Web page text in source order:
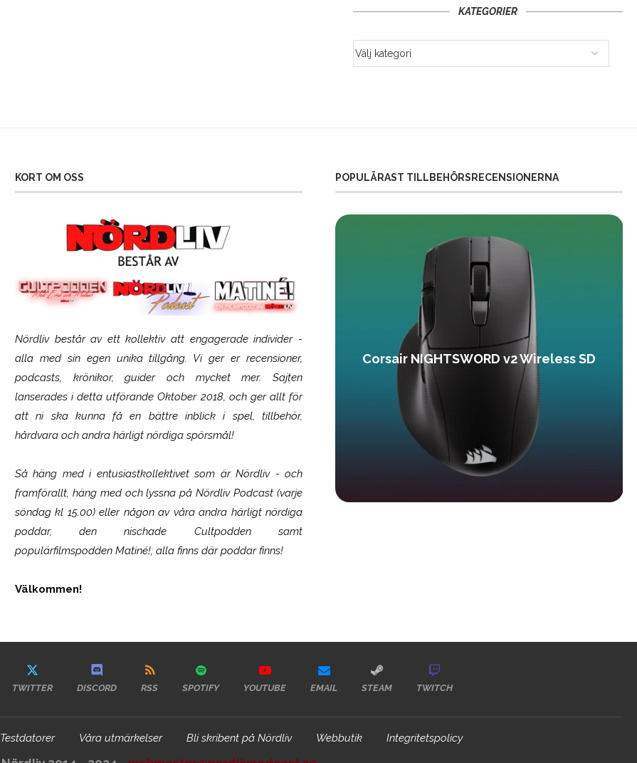
KATEGORIER
KORT OM OSS
Nördliv består av ett kollektiv att engagerade individer -
alla med sin egen unika tillgång. Vi ger er recensioner,
podcasts, krönikor, guider och mycket mer. Sajten
lanserades i detta utförande Oktober 2018, och ger allt för
att ni ska kunna få en bättre inblick i spel, tillbehör,
hårdvara och andra härligt nördiga spörsmål!
Så häng med i entusiastkollektivet som ärNördliv- och
framförallt, häng med och lyssna på Nördliv Podcast (varje
söndag kl 15.00) eller någon av våra andra härligt nördiga
poddar, den nischade Cultpodden samt
populärfilmspodden Matiné!; alla finns där poddar finns!
Välkommen!
POPULÄRAST TILLBEHÖRSRECENSIONERNA
SCUF Gaming Omega Corsair NIGHTSWORD v2 Wireless SD
TWITTER DISCORD RSS SPOTIFY YOUTUBE EMAIL STEAM TWITCH
Testdatorer Våra utmärkelser Bli skribent på Nördliv Webbutik Integritetspolicy